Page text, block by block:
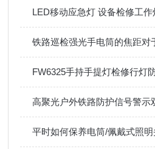
LED移动应急灯 设备检修工
平时如何保养电筒/佩戴式照